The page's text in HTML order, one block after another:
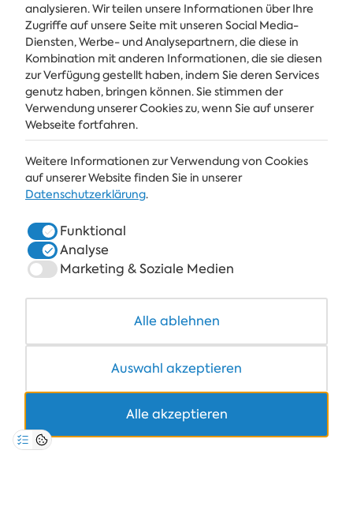
Holen Sie sich die neuesten Nachrichten und Angebote direkt in Ihren
Posteingang
ABONNIEREN
ALBENA
SPA & GESUNDHEIT
RESTAURANTS & BARS
COWORKING
+359 700 12 110
analysieren. Wir teilen unsere Informationen über Ihre
Zugriffe auf unsere Seite mit unseren Social Media-
Diensten, Werbe- und Analysepartnern, die diese in
Kombination mit anderen Informationen, die sie diesen
zur Verfügung gestellt haben, indem Sie deren Services
genutz haben, bringen können. Sie stimmen der
Verwendung unserer Cookies zu, wenn Sie auf unserer
Webseite fortfahren.
Weitere Informationen zur Verwendung von Cookies
auf unserer Website finden Sie in unserer
Datenschutzerklärung.
Funktional
Analyse
Marketing & Soziale Medien
Alle ablehnen
Auswahl akzeptieren
Alle akzeptieren